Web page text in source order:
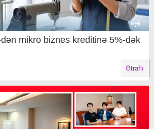
mikro biznes kreditinə 5%-dək
Ətraflı